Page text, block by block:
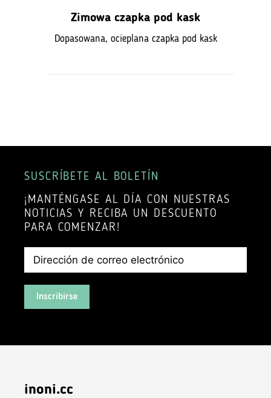
Zimowa czapka pod kask
Dopasowana, ocieplana czapka pod kask
SUSCRÍBETE AL BOLETÍN
¡MANTÉNGASE AL DÍA CON NUESTRAS
NOTICIAS Y RECIBA UN DESCUENTO
PARA COMENZAR!
Inscribirse
inoni.cc